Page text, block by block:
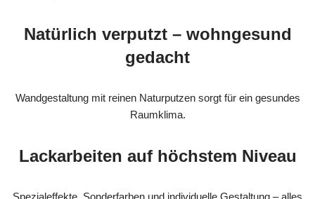
Natürlich verputzt – wohngesund
gedacht
Wandgestaltung mit reinen Naturputzen sorgt für ein gesundes
Raumklima.
Lackarbeiten auf höchstem Niveau